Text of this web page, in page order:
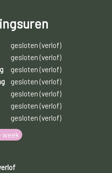
gesloten (verlof)
gesloten (verlof)
gesloten (verlof)
gesloten (verlof)
gesloten (verlof)
gesloten (verlof)
gesloten (verlof)
week